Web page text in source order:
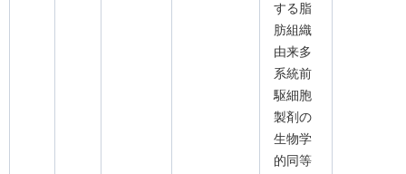
する脂
肪組織
由来多
系統前
駆細胞
製剤の
生物学
的同等